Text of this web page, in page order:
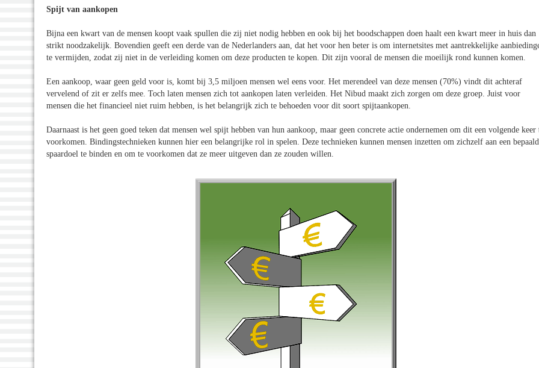
Spijt van aankopen
Bijna een kwart van de mensen koopt vaak spullen die zij niet nodig hebben en ook bij het boodschappen doen haalt een kwart meer in huis dan
strikt noodzakelijk. Bovendien geeft een derde van de Nederlanders aan, dat het voor hen beter is om internetsites met aantrekkelijke
te vermijden, zodat zij niet in de verleiding komen om deze producten te kopen. Dit zijn vooral de mensen die moeilijk rond kunnen komen.
Een aankoop, waar geen geld voor is, komt bij 3,5 miljoen mensen wel eens voor. Het merendeel van deze mensen (70%) vindt dit achteraf
vervelend of zit er zelfs mee. Toch laten mensen zich tot aankopen laten verleiden. Het Nibud maakt zich zorgen om deze groep. Juist voor
mensen die het financieel niet ruim hebben, is het belangrijk zich te behoeden voor dit soort spijtaankopen.
Daarnaast is het geen goed teken dat mensen wel spijt hebben van hun aankoop, maar geen concrete actie ondernemen om dit een volgende keer
voorkomen. Bindingstechnieken kunnen hier een belangrijke rol in spelen. Deze technieken kunnen mensen inzetten om zichzelf aan een bepaald
spaardoel te binden en om te voorkomen dat ze meer uitgeven dan ze zouden willen.